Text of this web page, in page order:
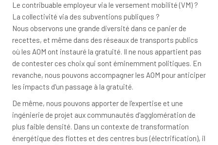
Le contribuable employeur via le versement mobilité (VM) ?
La collectivité via des subventions publiques ?
Nous observons une grande diversité dans ce panier de
recettes, et même dans des réseaux de transports publics
où les AOM ont instauré la gratuité. Il ne nous appartient pas
de contester ces choix qui sont éminemment politiques. En
revanche, nous pouvons accompagner les AOM pour anticiper
les impacts d'un passage à la gratuité.
De même, nous pouvons apporter de l'expertise et une
ingénierie de projet aux communautés d'agglomération de
plus faible densité. Dans un contexte de transformation
énergétique des flottes et des centres bus (électrification), il